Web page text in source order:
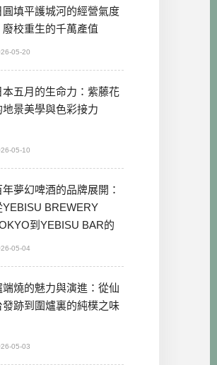
圓填平護城河的經營氣度
廢校重生的千萬產值
05-20
本五月的生命力：紫藤花
地景美學與色彩接力
05-10
年夢幻啤酒的品牌展開：
YEBISU BREWERY
到YEBISU BAR的
05-04
端燒的魅力與演進：從仙
發跡到圍爐裏的純樸之味
05-03